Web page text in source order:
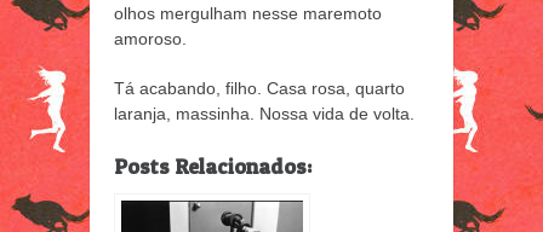
olhos mergulham nesse maremoto
amoroso.
Tá acabando, filho. Casa rosa, quarto
laranja, massinha. Nossa vida de volta.
Posts Relacionados: